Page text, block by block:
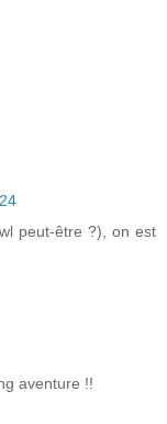
peut-être ?), on est
aventure !!